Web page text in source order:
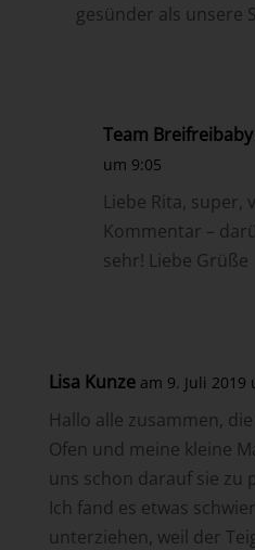
gesünder als unsere
Team Breifreibaby
um 9:05
Liebe Rita, super,
Kommentar –
sehr! Liebe Grüße
Lisa Kunze am 9. Juli 2019
Hallo alle zusammen,
Ofen und meine kleine
uns schon darauf sie zu
Ich fand es etwas
unterziehen, weil der